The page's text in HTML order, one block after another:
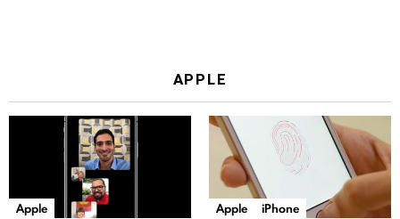
APPLE
Apple Apple iPhone